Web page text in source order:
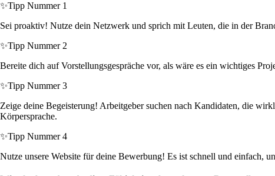
✨Tipp Nummer 1
Sei proaktiv! Nutze dein Netzwerk und sprich mit Leuten, die in der
✨Tipp Nummer 2
Bereite dich auf Vorstellungsgespräche vor, als wäre es ein wichtiges
✨Tipp Nummer 3
Zeige deine Begeisterung! Arbeitgeber suchen nach Kandidaten, die
Körpersprache.
✨Tipp Nummer 4
Nutze unsere Website für deine Bewerbung! Es ist schnell und einfach,